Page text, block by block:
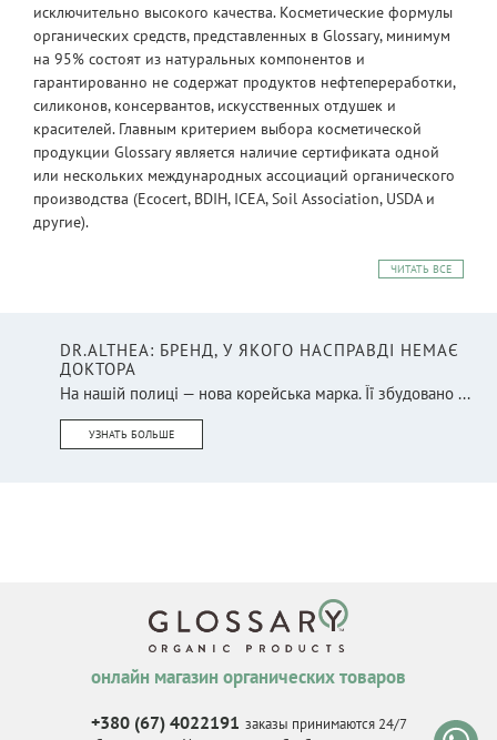
исключительно высокого качества. Косметические формулы
органических средств, представленных в Glossary, минимум
на 95% состоят из натуральных компонентов и
гарантированно не содержат продуктов нефтепереработки,
силиконов, консервантов, искусственных отдушек и
красителей. Главным критерием выбора косметической
продукции Glossary является наличие сертификата одной
или нескольких международных ассоциаций органического
производства (Ecocert, BDIH, ICEA, Soil Association, USDA и
другие).
ЧИТАТЬ ВСЕ
DR.ALTHEA: БРЕНД, У ЯКОГО НАСПРАВДІ НЕМАЄ
ДОКТОРА
На нашій полиці — нова корейська марка. Її збудовано ...
УЗНАТЬ БОЛЬШЕ
онлайн магазин органических товаров
+380 (67) 4022191 заказы принимаются 24/7